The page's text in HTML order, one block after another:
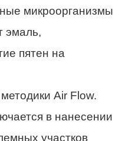
микроорганизмы
эмаль,
пятен на
Air Flow.
в нанесении
участков